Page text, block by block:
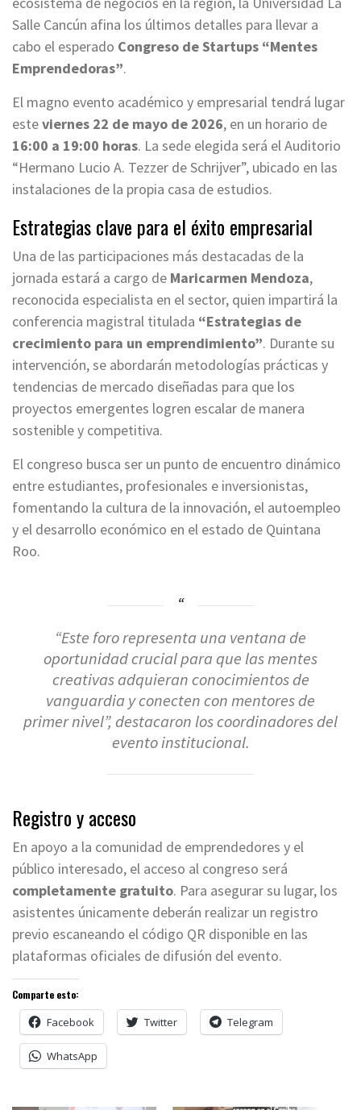
Salle Cancún afina los últimos detalles para llevar a
cabo el esperado Congreso de Startups “Mentes
Emprendedoras”.
El magno evento académico y empresarial tendrá lugar
esteviernes 22 de mayo de 2026, en un horario de
16:00 a 19:00 horas. La sede elegida será el Auditorio
“Hermano Lucio A. Tezzer de Schrijver”, ubicado en las
instalaciones de la propia casa de estudios.
Estrategias clave para el éxito empresarial
Una de las participaciones más destacadas de la
jornada estará a cargo de Maricarmen Mendoza,
reconocida especialista en el sector, quien impartirá la
conferencia magistral titulada “Estrategias de
crecimiento para un emprendimiento”. Durante su
intervención, se abordarán metodologías prácticas y
tendencias de mercado diseñadas para que los
proyectos emergentes logren escalar de manera
sostenible y competitiva.
El congreso busca ser un punto de encuentro dinámico
entre estudiantes, profesionales e inversionistas,
fomentando la cultura de la innovación, el autoempleo
y el desarrollo económico en el estado de Quintana
Roo.
“Este foro representa una ventana de
oportunidad crucial para que las mentes
creativas adquieran conocimientos de
vanguardia y conecten con mentores de
primer nivel”,destacaron los coordinadores del
evento institucional.
Registro y acceso
En apoyo a la comunidad de emprendedores y el
público interesado, el acceso al congreso será
completamente gratuito. Para asegurar su lugar, los
asistentes únicamente deberán realizar un registro
previo escaneando el código QR disponible en las
plataformas oficiales de difusión del evento.
Comparte esto:
Facebook Twitter Telegram
WhatsApp